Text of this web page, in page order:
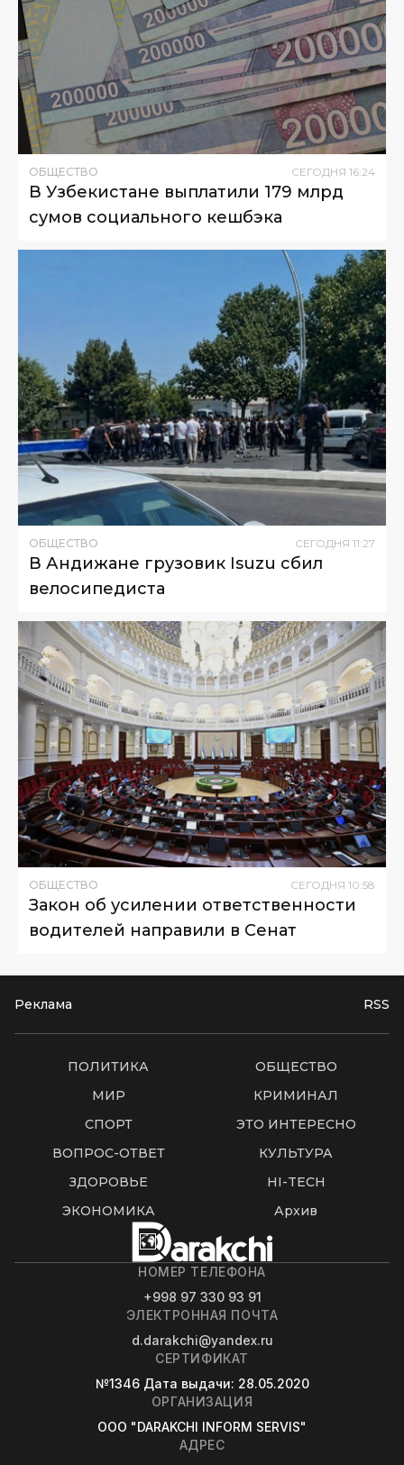
ОБЩЕСТВО СЕГОДНЯ 16:24
В Узбекистане выплатили 179 млрд
сумов социального кешбэка
ОБЩЕСТВО СЕГОДНЯ 11:27
В Андижане грузовик Isuzu сбил
велосипедиста
ОБЩЕСТВО СЕГОДНЯ 10:58
Закон об усилении ответственности
водителей направили в Сенат
Реклама RSS
ПОЛИТИКА
ОБЩЕСТВО
МИР
КРИМИНАЛ
СПОРТ
ЭТО ИНТЕРЕСНО
ВОПРОС-ОТВЕТ
КУЛЬТУРА
ЗДОРОВЬЕ
HI-TECH
ЭКОНОМИКА
Архив
НОМЕР ТЕЛЕФОНА
+998 97 330 93 91
ЭЛЕКТРОННАЯ ПОЧТА
d.darakchi@yandex.ru
СЕРТИФИКАТ
№1346 Дата выдачи: 28.05.2020
ОРГАНИЗАЦИЯ
OOO "DARAKCHI INFORM SERVIS"
АДРЕС